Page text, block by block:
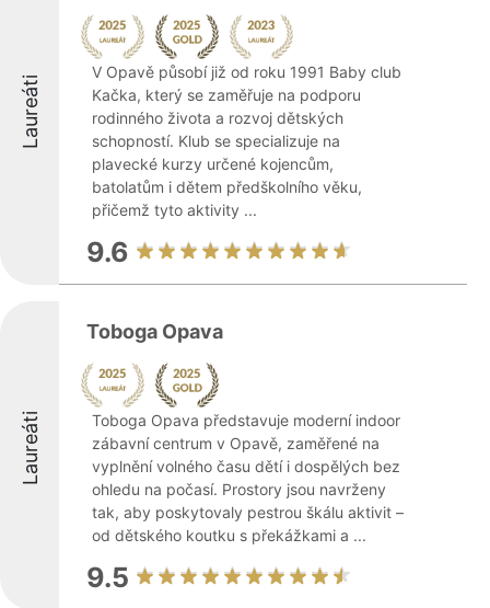
Laureáti
V Opavě působí již od roku 1991 Baby club
Kačka, který se zaměřuje na podporu
rodinného života a rozvoj dětských
schopností. Klub se specializuje na
plavecké kurzy určené kojencům,
batolatům i dětem předškolního věku,
přičemž tyto aktivity ...
9.6
Laureáti
Toboga Opava
Toboga Opava představuje moderní indoor
zábavní centrum v Opavě, zaměřené na
vyplnění volného času dětí i dospělých bez
ohledu na počasí. Prostory jsou navrženy
tak, aby poskytovaly pestrou škálu aktivit –
od dětského koutku s překážkami a ...
9.5